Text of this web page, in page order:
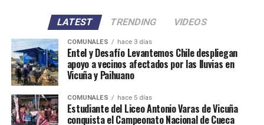
LATEST TRENDING VIDEOS
COMUNALES hace 3 días
Entel y Desafío Levantemos Chile despliegan
apoyo a vecinos afectados por las lluvias en
Vicuña y Paihuano
COMUNALES hace 5 días
Estudiante del Liceo Antonio Varas de Vicuña
conquista el Campeonato Nacional de Cueca